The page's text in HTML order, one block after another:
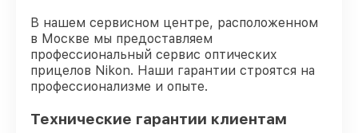
В нашем сервисном центре, расположенном
в Москве мы предоставляем
профессиональный сервис оптических
прицелов Nikon. Наши гарантии строятся на
профессионализме и опыте.
Технические гарантии клиентам